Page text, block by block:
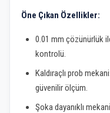
Öne Çıkan Özellikler:
0.01 mm çözünürlük
kontrolü.
Kaldıraçlı prob
güvenilir ölçüm.
Şoka dayanıklı